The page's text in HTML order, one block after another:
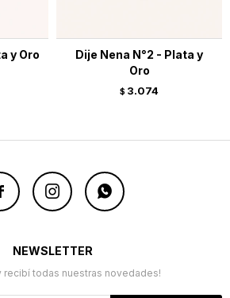
y Oro
Dije Nena N°2 - Plata y
Oro
$ 3.074
 
NEWSLETTER
recibí todas nuestras novedades!